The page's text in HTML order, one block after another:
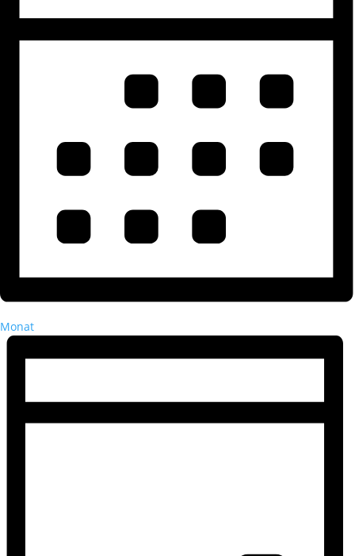
Monat